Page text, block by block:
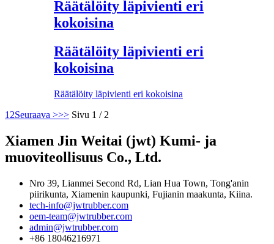
Räätälöity läpivienti eri
kokoisina
Räätälöity läpivienti eri
kokoisina
Räätälöity läpivienti eri kokoisina
1 2Seuraava >>> Sivu 1 / 2
Xiamen Jin Weitai (jwt) Kumi- ja
muoviteollisuus Co., Ltd.
Nro 39, Lianmei Second Rd, Lian Hua Town, Tong'anin
piirikunta, Xiamenin kaupunki, Fujianin maakunta, Kiina.
tech-info@jwtrubber.com
oem-team@jwtrubber.com
admin@jwtrubber.com
+86 18046216971